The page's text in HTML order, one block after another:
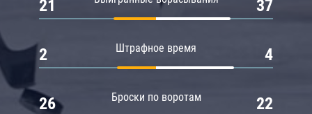
21 37
Штрафное время
2 4
Броски по воротам
26 22